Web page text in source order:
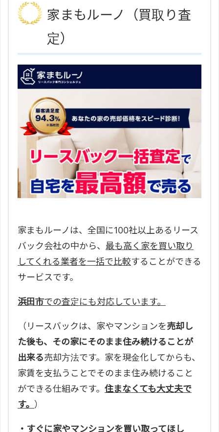
ホームページ 有限会社クレヴァーのサイトはこ
家まもルーノ（買取り査
定）
家まもルーノは、全国に100社以上あるリース
バック会社の中から、 最も高く家を買い取り
してくれる業者を一括で比較することができる
サービスです。
浜田市での査定にも対応しています。
（リースバックは、家やマンションを売却し
た後も、その家にそのまま住み続けることが
出来る売却方法です。家を現金化してからも、
家賃を支払うことでそのまま住み続けること
ができる仕組みです。 住まなくても大丈夫で
す。 ）
・すぐに家やマンションを買い取ってほし